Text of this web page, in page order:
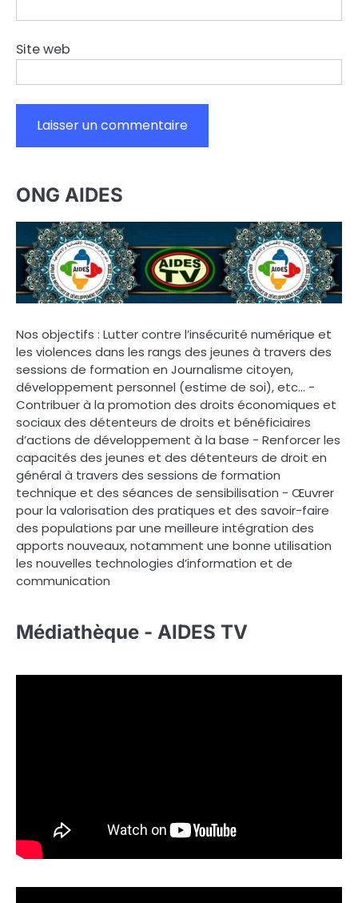
Site web
ONG AIDES
Nos objectifs : Lutter contre l’insécurité numérique et
les violences dans les rangs des jeunes à travers des
sessions de formation en Journalisme citoyen,
développement personnel (estime de soi), etc… -
Contribuer à la promotion des droits économiques et
sociaux des détenteurs de droits et bénéficiaires
d’actions de développement à la base - Renforcer les
capacités des jeunes et des détenteurs de droit en
général à travers des sessions de formation
technique et des séances de sensibilisation - Œuvrer
pour la valorisation des pratiques et des savoir-faire
des populations par une meilleure intégration des
apports nouveaux, notamment une bonne utilisation
les nouvelles technologies d’information et de
communication
Médiathèque - AIDES TV